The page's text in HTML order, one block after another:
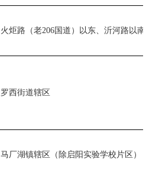
火炬路（老206国道）以东、沂河路以南
罗西街道辖区
马厂湖镇辖区（除启阳实验学校片区）